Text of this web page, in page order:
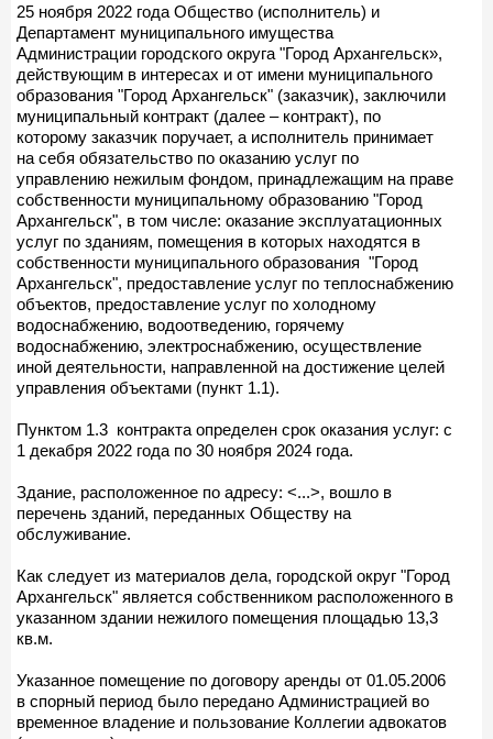
25 ноября 2022 года Общество (исполнитель) и
Департамент муниципального имущества
Администрации городского округа "Город Архангельск»,
действующим в интересах и от имени муниципального
образования "Город Архангельск" (заказчик), заключили
муниципальный контракт (далее – контракт), по
которому заказчик поручает, а исполнитель принимает
на себя обязательство по оказанию услуг по
управлению нежилым фондом, принадлежащим на праве
собственности муниципальному образованию "Город
Архангельск", в том числе: оказание эксплуатационных
услуг по зданиям, помещения в которых находятся в
собственности муниципального образования "Город
Архангельск", предоставление услуг по теплоснабжению
объектов, предоставление услуг по холодному
водоснабжению, водоотведению, горячему
водоснабжению, электроснабжению, осуществление
иной деятельности, направленной на достижение целей
управления объектами (пункт 1.1).
Пунктом 1.3 контракта определен срок оказания услуг: с
1 декабря 2022 года по 30 ноября 2024 года.
Здание, расположенное по адресу: <...>, вошло в
перечень зданий, переданных Обществу на
обслуживание.
Как следует из материалов дела, городской округ "Город
Архангельск" является собственником расположенного в
указанном здании нежилого помещения площадью 13,3
кв.м.
Указанное помещение по договору аренды от 01.05.2006
в спорный период было передано Администрацией во
временное владение и пользование Коллегии адвокатов